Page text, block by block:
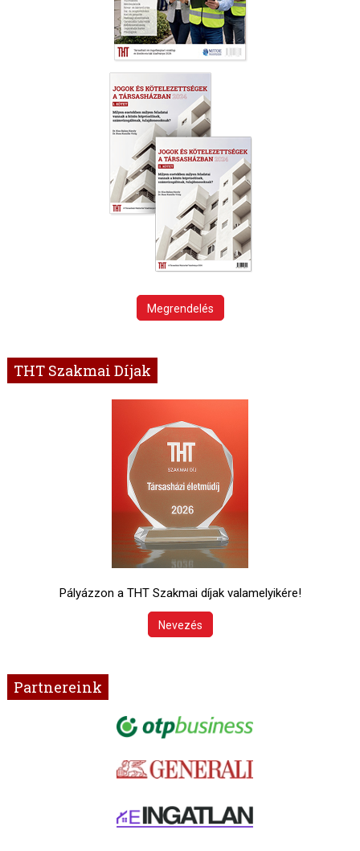
Megrendelés
THT Szakmai Díjak
Pályázzon a THT Szakmai díjak valamelyikére!
Nevezés
Partnereink